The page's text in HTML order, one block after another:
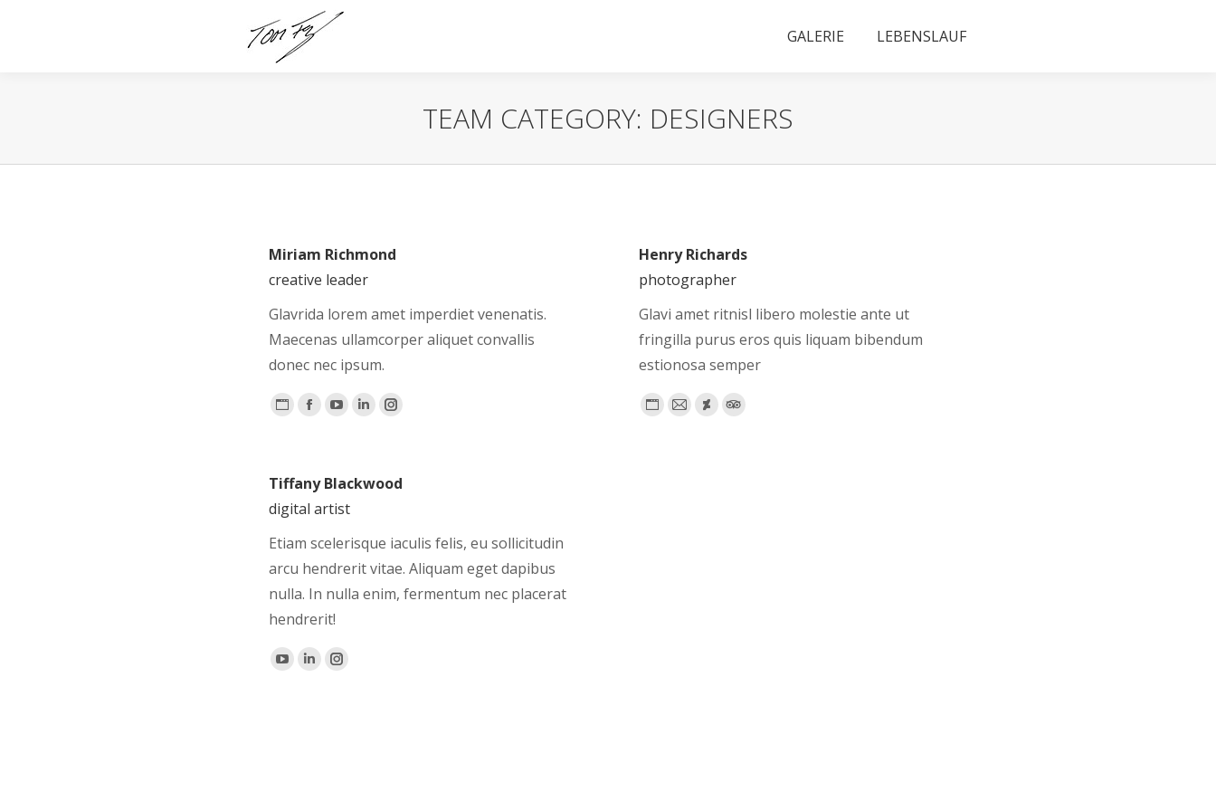
GALERIE LEBENSLAUF
TEAM CATEGORY: DESIGNERS
Miriam Richmond
creative leader
Glavrida lorem amet imperdiet venenatis.
Maecenas ullamcorper aliquet convallis
donec nec ipsum.
Persönlicher
Webseite
Facebook
YouTube
LinkedinInstagram
Henry Richards
photographer
Glavi amet ritnisl libero molestie ante ut
fringilla purus eros quis liquam bibendum
estionosa semper
Persönlicher
E-
Deviantart
TripAdvisor
Tiffany Blackwood
digital artist
Etiam scelerisque iaculis felis, eu sollicitudin
arcu hendrerit vitae. Aliquam eget dapibus
nulla. In nulla enim, fermentum nec placerat
hendrerit!
YouTube
LinkedinInstagram